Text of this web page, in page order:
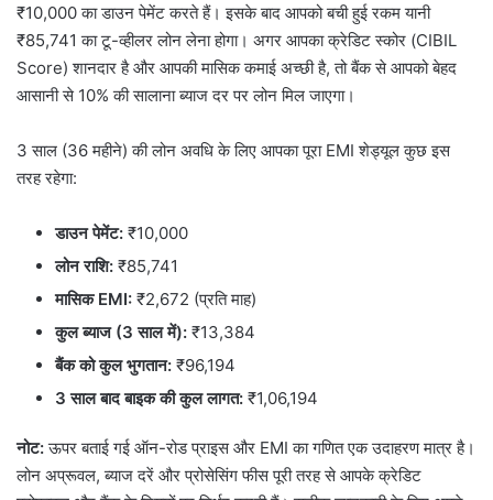
₹10,000 का डाउन पेमेंट करते हैं। इसके बाद आपको बची हुई रकम यानी
₹85,741 का टू-व्हीलर लोन लेना होगा। अगर आपका क्रेडिट स्कोर (CIBIL
Score) शानदार है और आपकी मासिक कमाई अच्छी है, तो बैंक से आपको बेहद
आसानी से 10% की सालाना ब्याज दर पर लोन मिल जाएगा।
3 साल (36 महीने) की लोन अवधि के लिए आपका पूरा EMI शेड्यूल कुछ इस
तरह रहेगा:
डाउन पेमेंट: ₹10,000
लोन राशि: ₹85,741
मासिक EMI: ₹2,672 (प्रति माह)
कुल ब्याज (3 साल में): ₹13,384
बैंक को कुल भुगतान: ₹96,194
3 साल बाद बाइक की कुल लागत: ₹1,06,194
नोट:ऊपर बताई गई ऑन-रोड प्राइस और EMI का गणित एक उदाहरण मात्र है।
लोन अप्रूवल, ब्याज दरें और प्रोसेसिंग फीस पूरी तरह से आपके क्रेडिट